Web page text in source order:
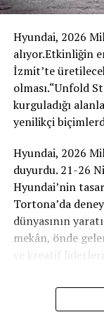
ediyor.
yeniden
verimli, kompakt
elektrikli mobilite
Aynı zamanda
erişilebilir hale
Ingolstadt’ta
A2 e-tron,
üretilecek bir
olacak. Bu karar,
üretim
geliştirme
Yeni model
değil, aynı
A2 e-tron, Audi
Hyundai, 2026
alıyor.Etkinliğin
İzmit’te
olması.“Unfold
kurguladığı
yenilikçi
Hyundai, 2026
duyurdu. 21-26
Hyundai’nin
Tortona’da
dünyasının
mekân, önde
ve kreatif
Hyundai,
ziyaretçilerini